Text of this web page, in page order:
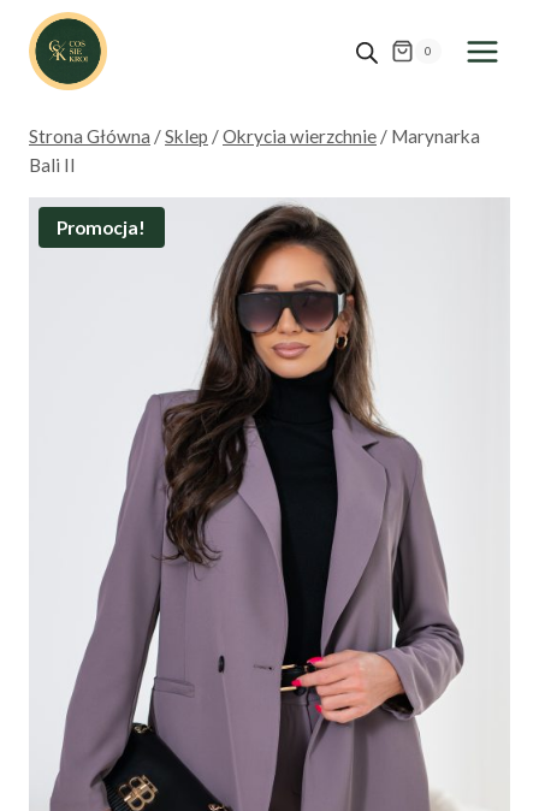
Przejdź
treści
0
Strona Główna /Sklep /Okrycia wierzchnie / Marynarka
Bali II
Promocja!